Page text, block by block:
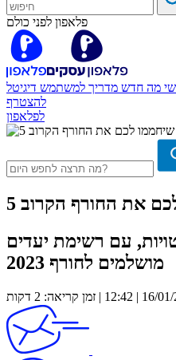
פלאפון לפני כולם
מה חדש מדריך למשתמש
להצטרף
לפלאפון
את החורף הקרוב
עם רשימת יעדים
מושלמים לחורף 2023